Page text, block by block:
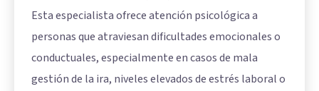
Esta especialista ofrece atención psicológica a
personas que atraviesan dificultades emocionales o
conductuales, especialmente en casos de mala
gestión de la ira, niveles elevados de estrés laboral o